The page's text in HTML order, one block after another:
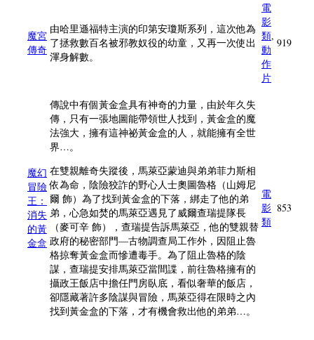
魔宮
傳奇
由哈里遜福特主演的印第安瓊斯系列，這次他為
了拯救數百名被邪教奴役的幼童，又再一次使出
渾身解數。
電
影
類,
動
作
片
919
魔幻
冒險
王：
消失
的黃
金盒
傳說中有個黃金盒具有神奇的力量，由於年久失
傳，只有一張地圖能帶領世人找到，黃金盒的魔
法強大，擁有這神祕黃金盒的人，就能擁有全世
界…。
在雙親離奇失蹤後，馬萊亞蒙迪與弟弟菲力斯相
依為命，陰險狡詐的野心人士奧圖魯格（山姆尼
爾 飾）為了找到黃金盒的下落，綁走了他的弟
弟，心急如焚的馬萊亞遇見了威爾查瑞提隊長
（麥可辛 飾），查瑞提告訴馬萊亞，他的雙親替
政府的秘密部門—古物調查局工作外，因阻止魯
格掠奪黃金盒而慘遭毒手。為了阻止魯格的陰
謀，查瑞提安排馬萊亞當間諜，前往魯格擁有的
攝政王飯店中擔任門房臥底，看似奢華的飯店，
卻隱藏著許多陰謀與冒險，馬萊亞得在限時之內
找到黃金盒的下落，才有機會救出他的弟弟…。
電
影
類
853